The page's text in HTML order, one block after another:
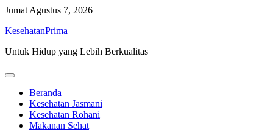
Skip
content
Jumat Agustus 7, 2026
KesehatanPrima
Untuk Hidup yang Lebih Berkualitas
Beranda
Kesehatan Jasmani
Kesehatan Rohani
Makanan Sehat